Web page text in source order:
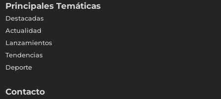
Principales Temáticas
Destacadas
Actualidad
Lanzamientos
Tendencias
Deporte
Contacto